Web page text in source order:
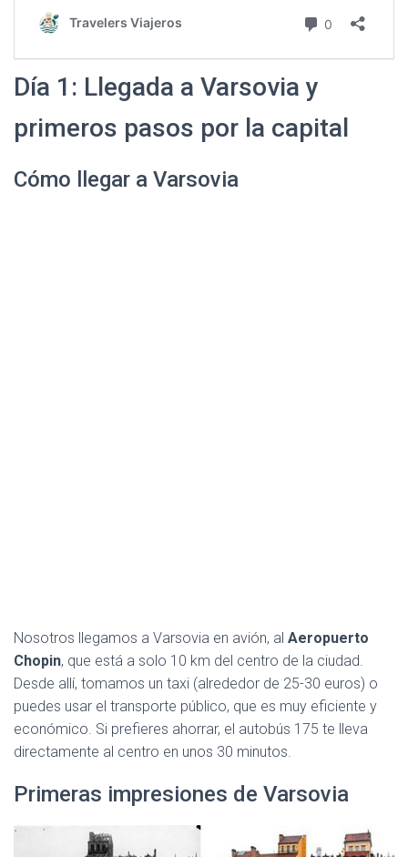
Día 1: Llegada a Varsovia y
primeros pasos por la capital
Cómo llegar a Varsovia
Nosotros llegamos a Varsovia en avión, al Aeropuerto
Chopin, que está a solo 10 km del centro de la ciudad.
Desde allí, tomamos un taxi (alrededor de 25-30 euros) o
puedes usar el transporte público, que es muy eficiente y
económico. Si prefieres ahorrar, el autobús 175 te lleva
directamente al centro en unos 30 minutos.
Primeras impresiones de Varsovia